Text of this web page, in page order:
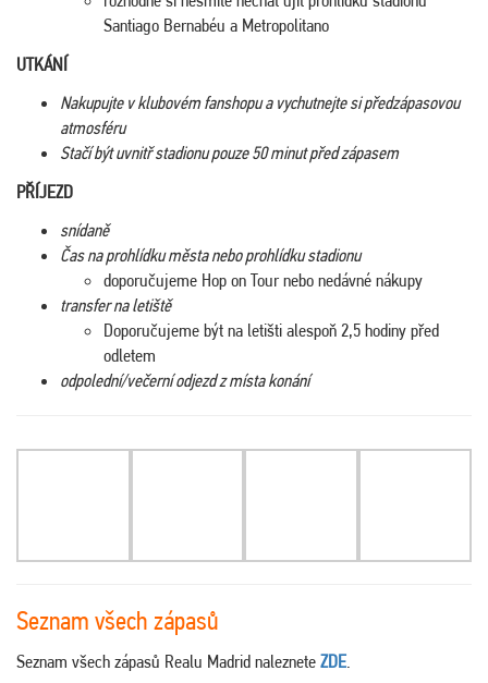
Santiago Bernabéu a Metropolitano
UTKÁNÍ
Nakupujte v klubovém fanshopu a vychutnejte si předzápasovou
atmosféru
Stačí být uvnitř stadionu pouze 50 minut před zápasem
PŘÍJEZD
snídaně
Čas na prohlídku města nebo prohlídku stadionu
doporučujeme Hop on Tour nebo nedávné nákupy
transfer na letiště
Doporučujeme být na letišti alespoň 2,5 hodiny před
odletem
odpolední/večerní odjezd z místa konání
Seznam všech zápasů
Seznam všech zápasů Realu Madrid naleznete ZDE.